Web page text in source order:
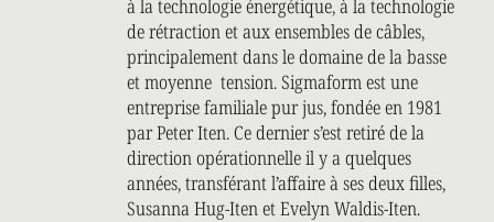
à la technologie énergétique, à la technologie
de rétraction et aux ensembles de câbles,
principalement dans le domaine de la basse
et moyenne tension. Sigmaform est une
entreprise familiale pur jus, fondée en 1981
par Peter Iten. Ce dernier s’est retiré de la
direction opérationnelle il y a quelques
années, transférant l’affaire à ses deux filles,
Susanna Hug-Iten et Evelyn Waldis-Iten.